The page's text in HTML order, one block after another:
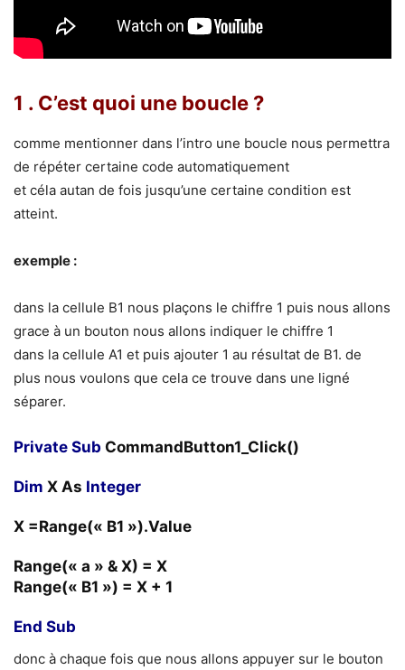
1 . C’est quoi une boucle ?
comme mentionner dans l’intro une boucle nous permettra
de répéter certaine code automatiquement
et céla autan de fois jusqu’une certaine condition est
atteint.
exemple :
dans la cellule B1 nous plaçons le chiffre 1 puis nous allons
grace à un bouton nous allons indiquer le chiffre 1
dans la cellule A1 et puis ajouter 1 au résultat de B1. de
plus nous voulons que cela ce trouve dans une ligné
séparer.
Private Sub CommandButton1_Click()
Dim X As Integer
X =Range(« B1 »).Value
Range(« a » & X) = X
Range(« B1 ») = X + 1
End Sub
donc à chaque fois que nous allons appuyer sur le bouton